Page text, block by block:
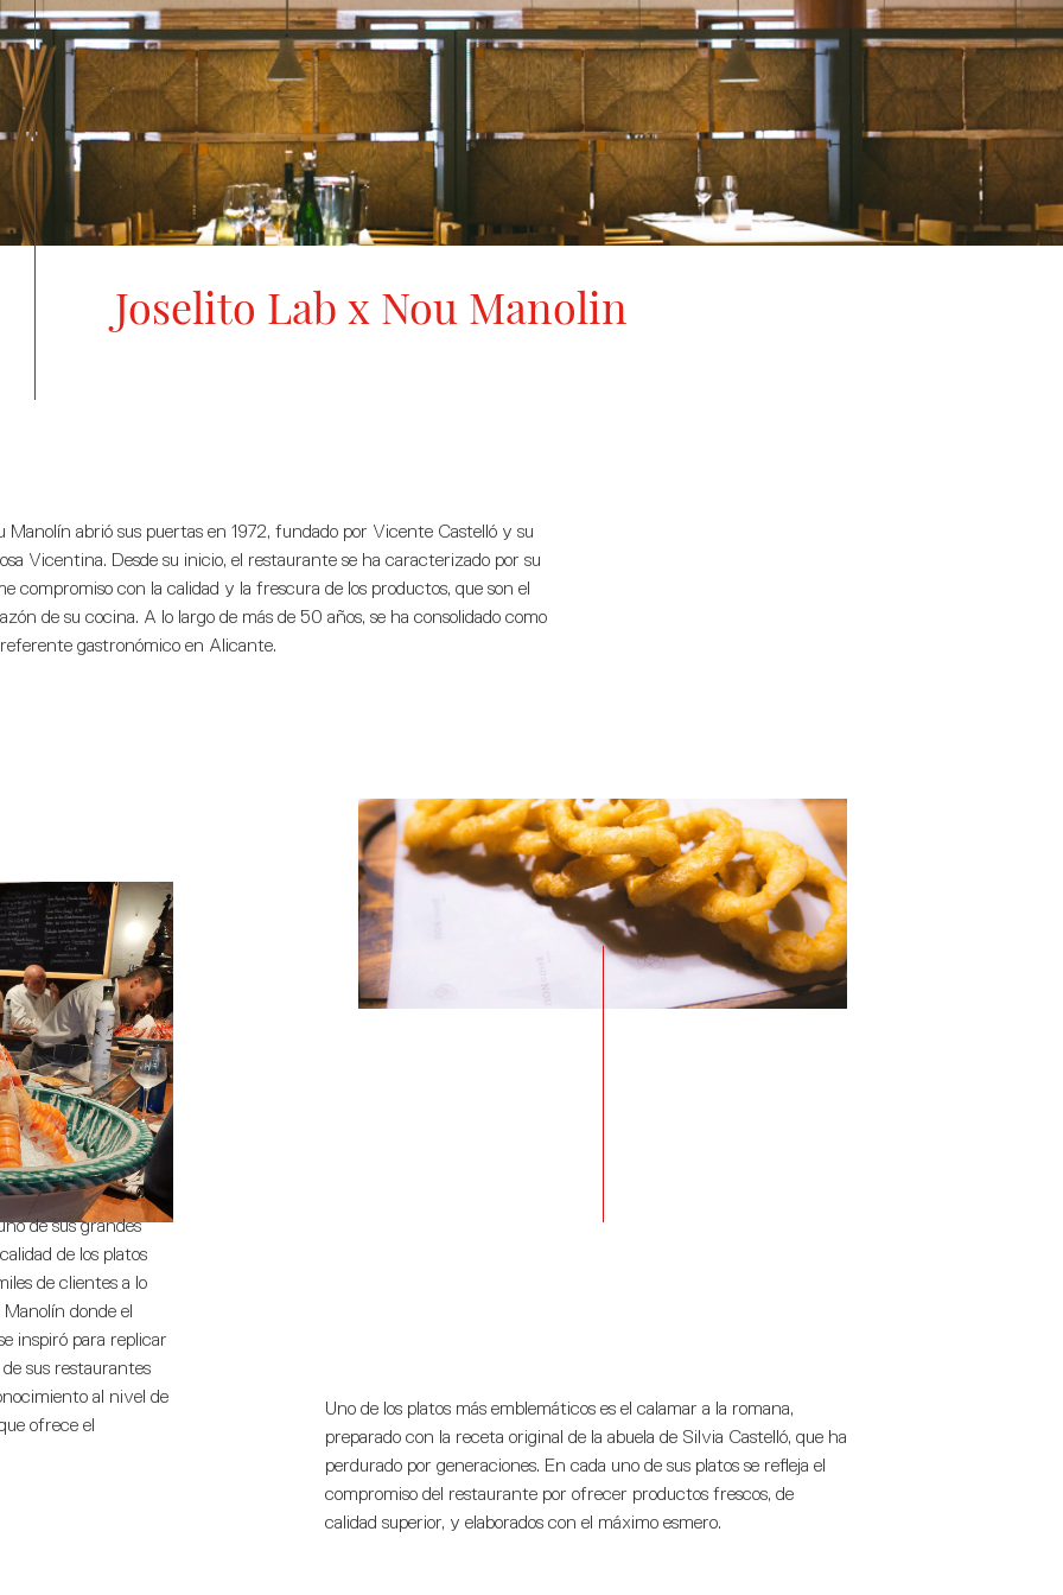
Joselito Lab x Nou Manolin
Manolín abrió sus puertas en 1972, fundado por Vicente Castelló y su
Vicentina. Desde su inicio, el restaurante se ha caracterizado por su
compromiso con la calidad y la frescura de los productos, que son el
de su cocina. A lo largo de más de 50 años, se ha consolidado como
gastronómico en Alicante.
de sus grandes
de los platos
de clientes a lo
Manolín donde el
inspiró para replicar
sus restaurantes
al nivel de
ofrece el
Uno de los platos más emblemáticos es el calamar a la romana,
preparado con la receta original de la abuela de Silvia Castelló, que ha
perdurado por generaciones. En cada uno de sus platos se refleja el
compromiso del restaurante por ofrecer productos frescos, de
calidad superior, y elaborados con el máximo esmero.